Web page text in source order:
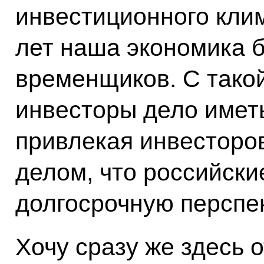
инвестиционного
лет наша экономика
временщиков. С
инвесторы дело
привлекая
делом, что
долгосрочную
Хочу сразу же здесь